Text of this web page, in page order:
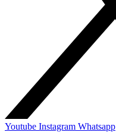
Youtube Instagram Whatsapp